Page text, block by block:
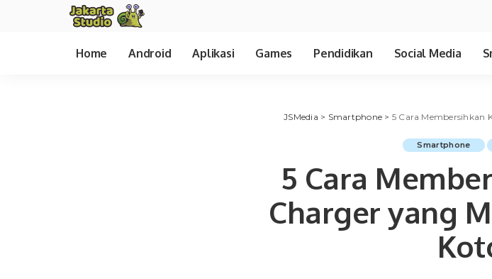
Home Android Aplikasi Games Pendidikan Social Media
JSMedia > Smartphone > 5 Cara Membersihkan
Smartphone
5 Cara
Charger yang